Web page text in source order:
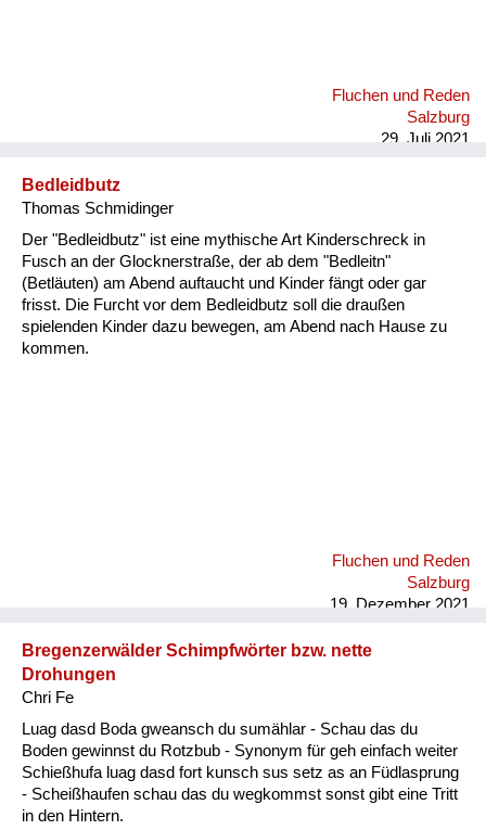
Fluchen und Reden
Salzburg
29. Juli 2021
Bedleidbutz
Thomas Schmidinger
Der "Bedleidbutz" ist eine mythische Art Kinderschreck in
Fusch an der Glocknerstraße, der ab dem "Bedleitn"
(Betläuten) am Abend auftaucht und Kinder fängt oder gar
frisst. Die Furcht vor dem Bedleidbutz soll die draußen
spielenden Kinder dazu bewegen, am Abend nach Hause zu
kommen.
Fluchen und Reden
Salzburg
19. Dezember 2021
Bregenzerwälder Schimpfwörter bzw. nette
Drohungen
Chri Fe
Luag dasd Boda gweansch du sumählar - Schau das du
Boden gewinnst du Rotzbub - Synonym für geh einfach weiter
Schießhufa luag dasd fort kunsch sus setz as an Füdlasprung
- Scheißhaufen schau das du wegkommst sonst gibt eine Tritt
in den Hintern.